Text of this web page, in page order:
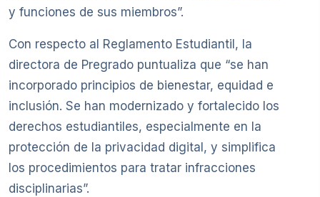
y funciones de sus miembros”.
Con respecto al Reglamento Estudiantil, la
directora de Pregrado puntualiza que “se han
incorporado principios de bienestar, equidad e
inclusión. Se han modernizado y fortalecido los
derechos estudiantiles, especialmente en la
protección de la privacidad digital, y simplifica
los procedimientos para tratar infracciones
disciplinarias”.